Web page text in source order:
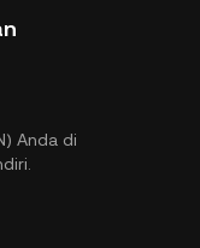
Anda di